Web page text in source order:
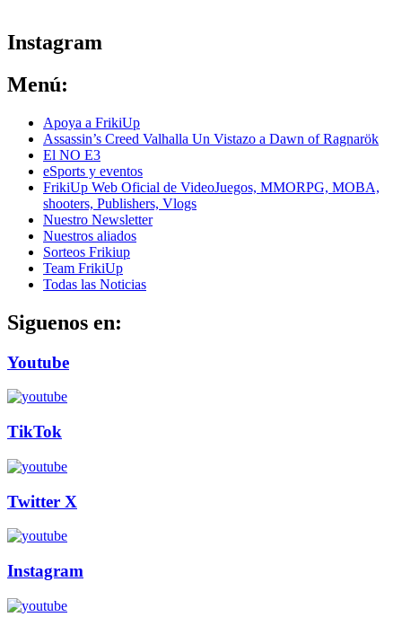
Instagram
Menú:
Apoya a FrikiUp
Assassin’s Creed Valhalla Un Vistazo a Dawn of Ragnarök
El NO E3
eSports y eventos
FrikiUp Web Oficial de VideoJuegos, MMORPG, MOBA,
shooters, Publishers, Vlogs
Nuestro Newsletter
Nuestros aliados
Sorteos Frikiup
Team FrikiUp
Todas las Noticias
Siguenos en:
Youtube
TikTok
Twitter X
Instagram